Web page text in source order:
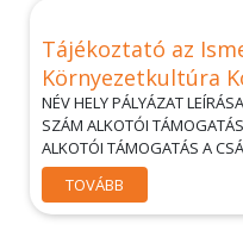
Tájékoztató az
Környezetkultúra
NÉV HELY PÁLYÁZAT
SZÁM ALKOTÓI
ALKOTÓI TÁMOGATÁS A
TOVÁBB